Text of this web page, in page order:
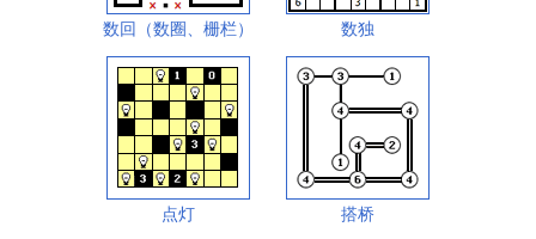
数回（数圈、栅栏） 数独
点灯 搭桥